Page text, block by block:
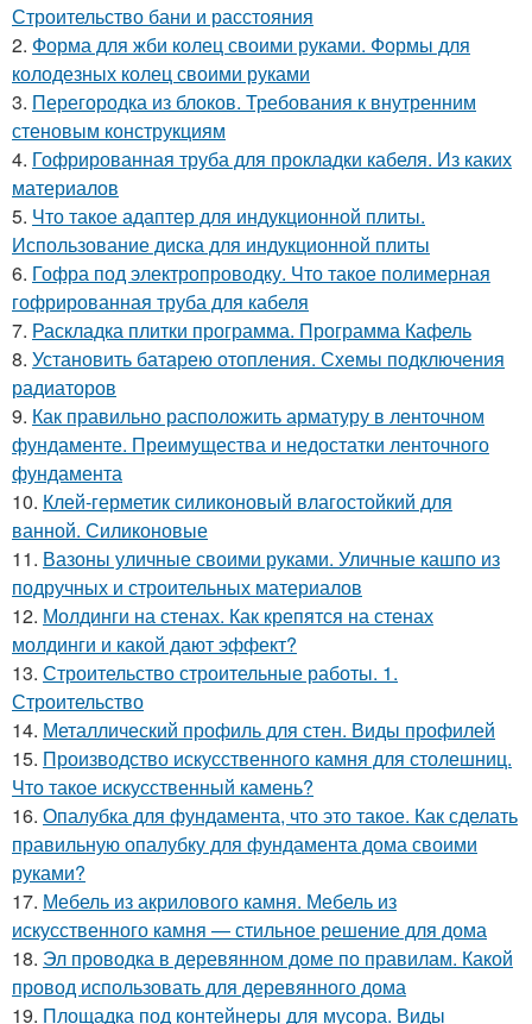
Строительство бани и расстояния
2. Форма для жби колец своими руками. Формы для
колодезных колец своими руками
3. Перегородка из блоков. Требования к внутренним
стеновым конструкциям
4. Гофрированная труба для прокладки кабеля. Из каких
материалов
5. Что такое адаптер для индукционной плиты.
Использование диска для индукционной плиты
6. Гофра под электропроводку. Что такое полимерная
гофрированная труба для кабеля
7. Раскладка плитки программа. Программа Кафель
8. Установить батарею отопления. Схемы подключения
радиаторов
9. Как правильно расположить арматуру в ленточном
фундаменте. Преимущества и недостатки ленточного
фундамента
10. Клей-герметик силиконовый влагостойкий для
ванной. Силиконовые
11. Вазоны уличные своими руками. Уличные кашпо из
подручных и строительных материалов
12. Молдинги на стенах. Как крепятся на стенах
молдинги и какой дают эффект?
13. Строительство строительные работы. 1.
Строительство
14. Металлический профиль для стен. Виды профилей
15. Производство искусственного камня для столешниц.
Что такое искусственный камень?
16. Опалубка для фундамента, что это такое. Как сделать
правильную опалубку для фундамента дома своими
руками?
17. Мебель из акрилового камня. Мебель из
искусственного камня — стильное решение для дома
18. Эл проводка в деревянном доме по правилам. Какой
провод использовать для деревянного дома
19. Площадка под контейнеры для мусора. Виды